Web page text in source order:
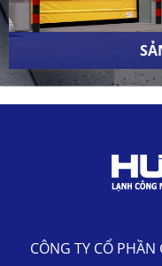
CÔNG TY CỔ